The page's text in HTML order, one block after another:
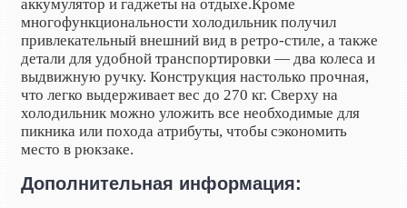
аккумулятор и гаджеты на отдыхе.Кроме
многофункциональности холодильник получил
привлекательный внешний вид в ретро-стиле, а также
детали для удобной транспортировки — два колеса и
выдвижную ручку. Конструкция настолько прочная,
что легко выдерживает вес до 270 кг. Сверху на
холодильник можно уложить все необходимые для
пикника или похода атрибуты, чтобы сэкономить
место в рюкзаке.
Дополнительная информация: